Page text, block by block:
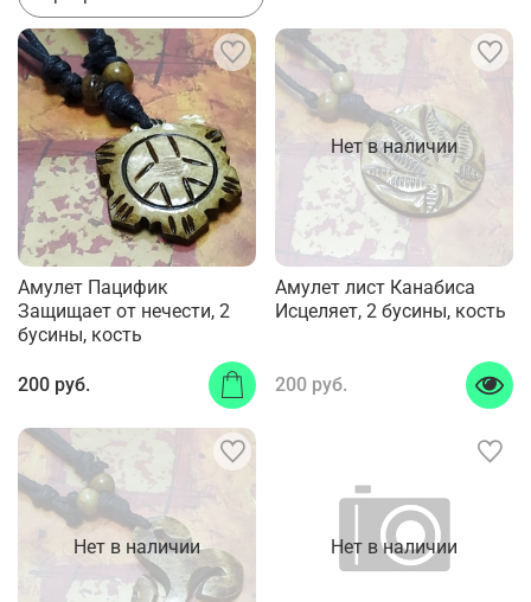
Амулет Пацифик
Защищает от нечести, 2
бусины, кость
200 руб.
Нет в наличии
Амулет лист Канабиса
Исцеляет, 2 бусины, кость
200 руб.
Нет в наличии Нет в наличии